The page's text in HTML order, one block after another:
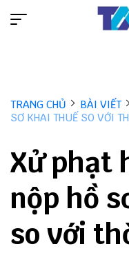
TRANG CHỦ BÀI VIẾT
SƠ KHAI THUẾ SO VỚI
Xử phạt
nộp hồ
so với